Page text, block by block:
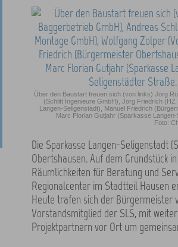
Über den Baustart freuen sich (von links) Jörg
(Schlitt Ingenieure GmbH), Jörg Friedrich
Langen-Seligenstadt), Manuel Friedrich
Marc Florian Gutjahr (Sparkasse
Foto:
Die Sparkasse Langen-Seligenstadt
Obertshausen. Auf dem Grundstück
Räumlichkeiten für Beratung und
Regionalcenter im Stadtteil Hausen
Heute trafen sich der Bürgermeister
Vorstandsmitglied der SLS, mit
Projektpartnern vor Ort um